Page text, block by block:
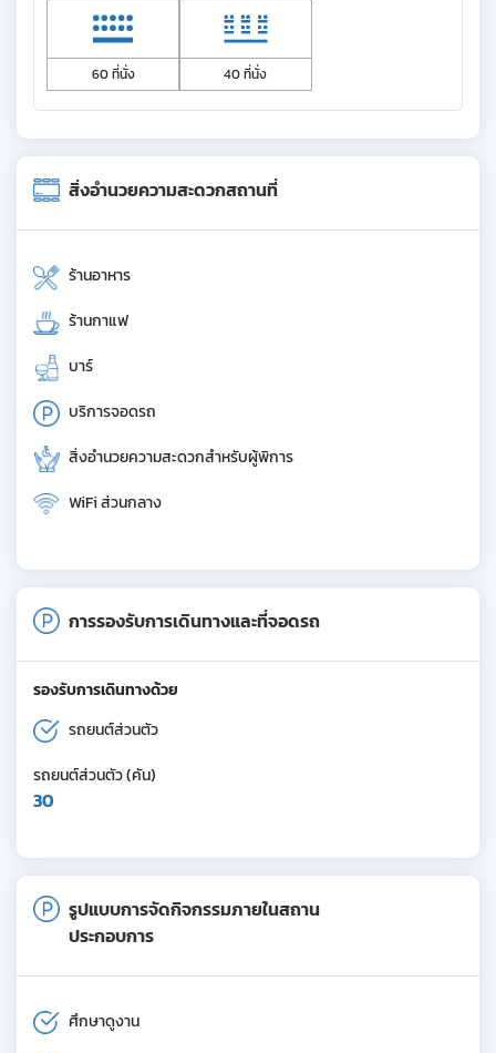
60 ที่นั่ง 40 ที่นั่ง
สิ่งอำนวยความสะดวกสถานที่
ร้านอาหาร
ร้านกาแฟ
บาร์
บริการจอดรถ
สิ่งอำนวยความสะดวกสำหรับผู้พิการ
WiFi ส่วนกลาง
การรองรับการเดินทางและที่จอดรถ
รองรับการเดินทางด้วย
รถยนต์ส่วนตัว
รถยนต์ส่วนตัว (คัน)
30
รูปแบบการจัดกิจกรรมภายในสถาน
ประกอบการ
ศึกษาดูงาน